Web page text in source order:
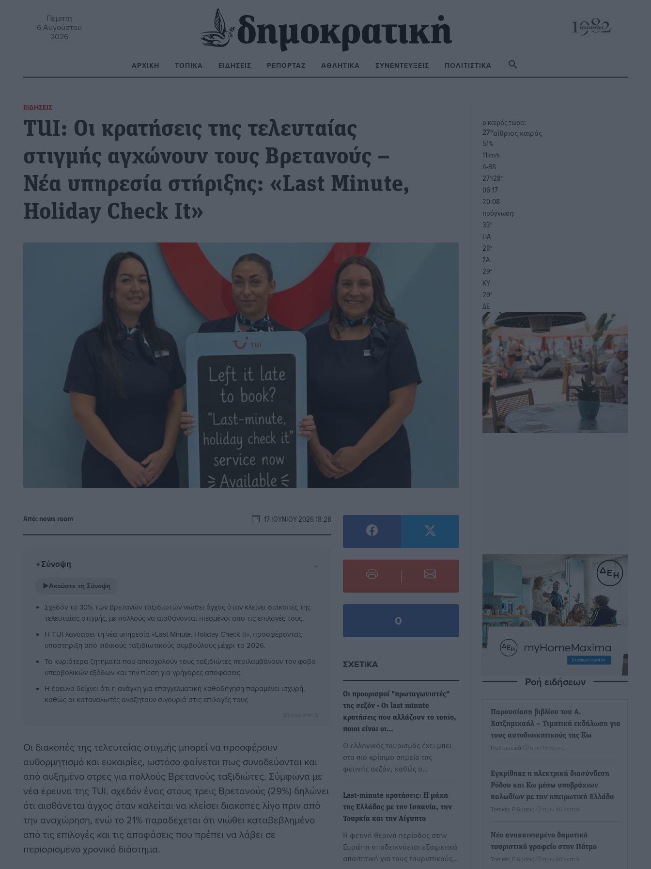
Πέμπτη
6 Αυγούστου
2026
ΑΡΧΙΚΉ ΤΟΠΙΚΆ ΕΙΔΉΣΕΙΣ ΡΕΠΟΡΤΆΖ ΑΘΛΗΤΙΚΆ ΣΥΝΕΝΤΕΎΞΕΙΣ ΠΟΛΙΤΙΣΤΙΚΆ
ΕΙΔΉΣΕΙΣ
ΤUI: Οι κρατήσεις της τελευταίας
στιγμής αγχώνουν τους Βρετανούς –
Νέα υπηρεσία στήριξης: «Last Minute,
Holiday Check It»
Από: news room 17 ΙΟΥΝΊΟΥ 2026 18:28
✦Σύνοψη ⌄
▶Ακούστε τη Σύνοψη
Σχεδόν το 30% των Βρετανών ταξιδιωτών νιώθει άγχος όταν κλείνει διακοπές της
τελευταίας στιγμής, με πολλούς να αισθάνονται πιεσμένοι από τις επιλογές τους.
Η TUI λανσάρει τη νέα υπηρεσία «Last Minute, Holiday Check It», προσφέροντας
υποστήριξη από ειδικούς ταξιδιωτικούς συμβούλους μέχρι το 2026.
Τα κυριότερα ζητήματα που απασχολούν τους ταξιδιώτες περιλαμβάνουν τον φόβο
υπερβολικών εξόδων και την πίεση για γρήγορες αποφάσεις.
Η έρευνα δείχνει ότι η ανάγκη για επαγγελματική καθοδήγηση παραμένει ισχυρή,
καθώς οι καταναλωτές αναζητούν σιγουριά στις επιλογές τους.
Οι διακοπές της τελευταίας στιγμής μπορεί να προσφέρουν
αυθορμητισμό και ευκαιρίες, ωστόσο φαίνεται πως συνοδεύονται και
από αυξημένο στρες για πολλούς Βρετανούς ταξιδιώτες. Σύμφωνα με
νέα έρευνα της TUI, σχεδόν ένας στους τρεις Βρετανούς (29%) δηλώνει
ότι αισθάνεται άγχος όταν καλείται να κλείσει διακοπές λίγο πριν από
την αναχώρηση, ενώ το 21% παραδέχεται ότι νιώθει καταβεβλημένο
από τις επιλογές και τις αποφάσεις που πρέπει να λάβει σε
περιορισμένο χρονικό διάστημα.
0
ΣΧΕΤΙΚΆ
Οι προορισμοί "πρωταγωνιστές"
της σεζόν - Οι last minute
κρατήσεις που αλλάζουν το τοπίο,
ποιοι είναι οι…
Ο ελληνικός τουρισμός έχει μπει
στο πιο κρίσιμο σημείο της
φετινής σεζόν, καθώς ο…
Last-minute κρατήσεις: Η μάχη
της Ελλάδας με την Ισπανία, την
Τουρκία και την Αίγυπτο
Η φετινή θερινή περίοδος στην
Ευρώπη αποδεικνύεται εξαιρετικά
απαιτητική για τους τουριστικούς…
o καιρός τώρα:
27°αίθριος καιρός
51%
11km/h
Δ-ΒΔ
27°/28°
06:17
20:08
πρόγνωση:
33°
ΠΑ
28°
ΣΑ
29°
ΚΥ
29°
ΔΕ
Ροή ειδήσεων
Παρουσίαση βιβλίου του Α.
Χατζημιχαήλ – Τιμητική εκδήλωση για
τους αυτοδιοικητικούς της Κω
Πολιτιστικά πριν 15 λεπτά
Εγκρίθηκε η ηλεκτρική διασύνδεση
Ρόδου και Κω μέσω υποβρύχιων
καλωδίων με την ηπειρωτική Ελλάδα
Τοπικές Ειδήσεις πριν 40 λεπτά
Νέο ανακαινισμένο δημοτικό
τουριστικό γραφείο στην Πάτμο
Τοπικές Ειδήσεις πριν 60 λεπτά